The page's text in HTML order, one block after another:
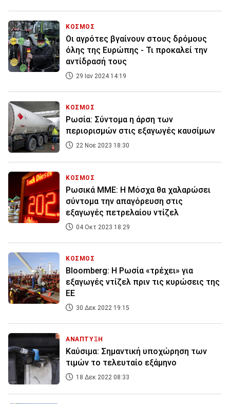
ΚΟΣΜΟΣ
Οι αγρότες βγαίνουν στους δρόμους
όλης της Ευρώπης - Τι προκαλεί την
αντίδρασή τους
29 Ιαν 2024 14:19
ΚΟΣΜΟΣ
Ρωσία: Σύντομα η άρση των
περιορισμών στις εξαγωγές καυσίμων
22 Νοε 2023 18:30
ΚΟΣΜΟΣ
Ρωσικά ΜΜΕ: Η Μόσχα θα χαλαρώσει
σύντομα την απαγόρευση στις
εξαγωγές πετρελαίου ντίζελ
04 Οκτ 2023 18:29
ΚΟΣΜΟΣ
Bloomberg: Η Ρωσία «τρέχει» για
εξαγωγές ντίζελ πριν τις κυρώσεις της
ΕΕ
30 Δεκ 2022 19:15
ΑΝΑΠΤΥΞΗ
Καύσιμα: Σημαντική υποχώρηση των
τιμών το τελευταίο εξάμηνο
18 Δεκ 2022 08:33